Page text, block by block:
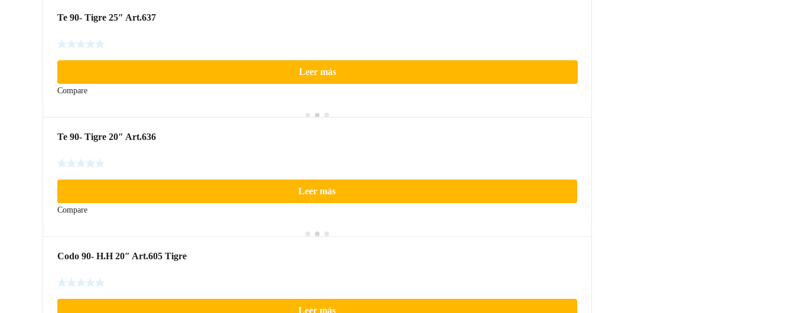
Te 90- Tigre 25″ Art.637
Leer más
Compare
Te 90- Tigre 20″ Art.636
Leer más
Compare
Codo 90- H.H 20″ Art.605 Tigre
Leer más